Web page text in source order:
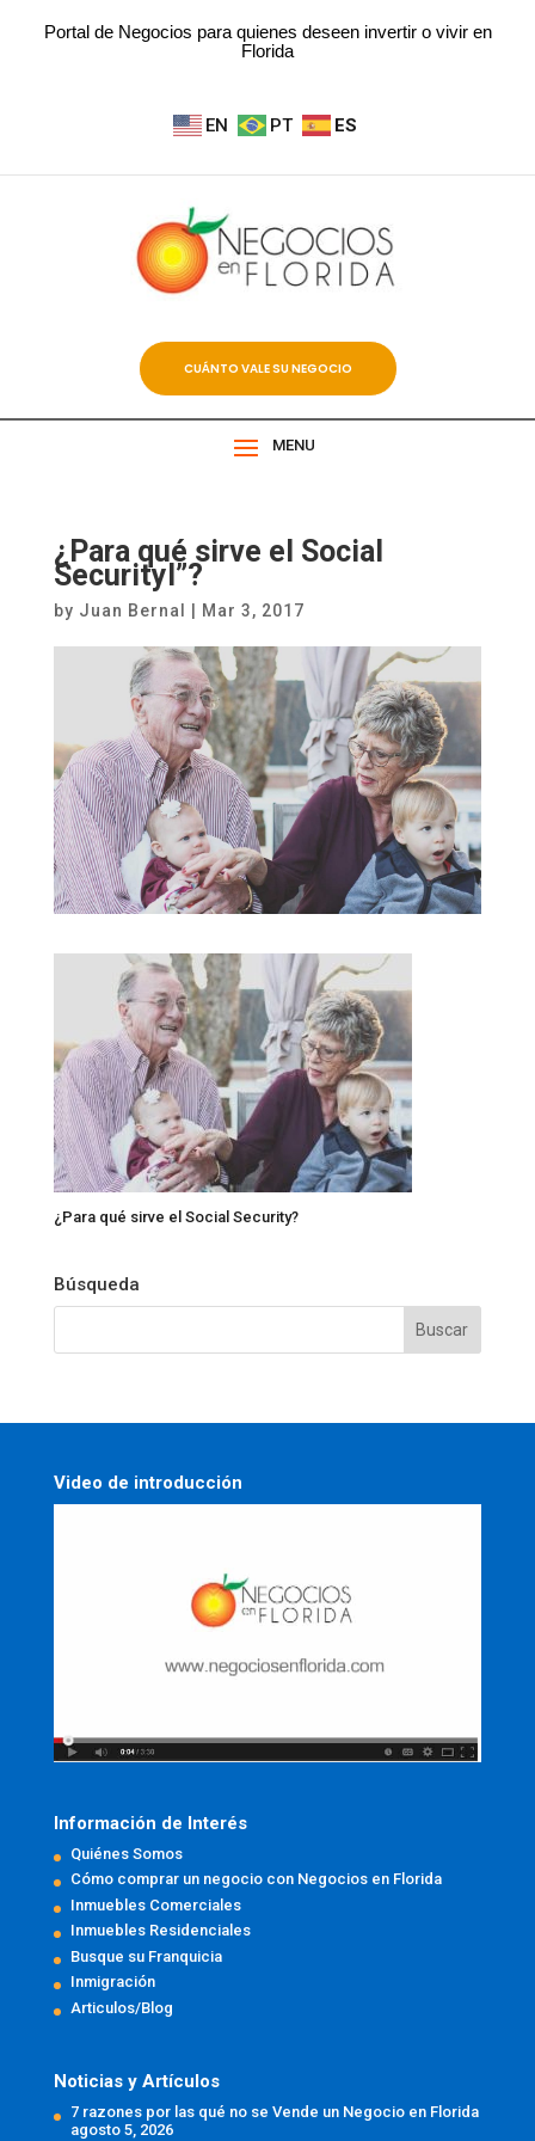
Portal de Negocios para quienes deseen invertir o vivir en
Florida
EN PT ES
CUÁNTO VALE SU NEGOCIO
MENU
¿Para qué sirve el Social
Securityl”?
by Juan Bernal Mar 3, 2017
¿Para qué sirve el Social Security?
Búsqueda
Video de introducción
Información de Interés
Quiénes Somos
Cómo comprar un negocio con Negocios en Florida
Inmuebles Comerciales
Inmuebles Residenciales
Busque su Franquicia
Inmigración
Articulos/Blog
Noticias y Artículos
7 razones por las qué no se Vende un Negocio en Florida
agosto 5, 2026